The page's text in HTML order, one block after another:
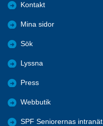
Kontakt
Mina sidor
Sök
Lyssna
Press
Webbutik
SPF Seniorernas intranät